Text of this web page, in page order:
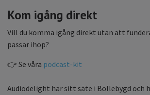
Kom igång direkt
Vill du komma igång direkt utan att
passar ihop?
👉 Se våra podcast-kit
Audiodelight har sitt säte i Bollebygd och